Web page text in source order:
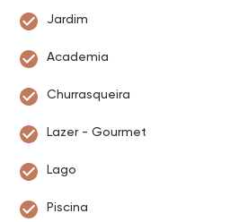
Jardim
Academia
Churrasqueira
Lazer - Gourmet
Lago
Piscina